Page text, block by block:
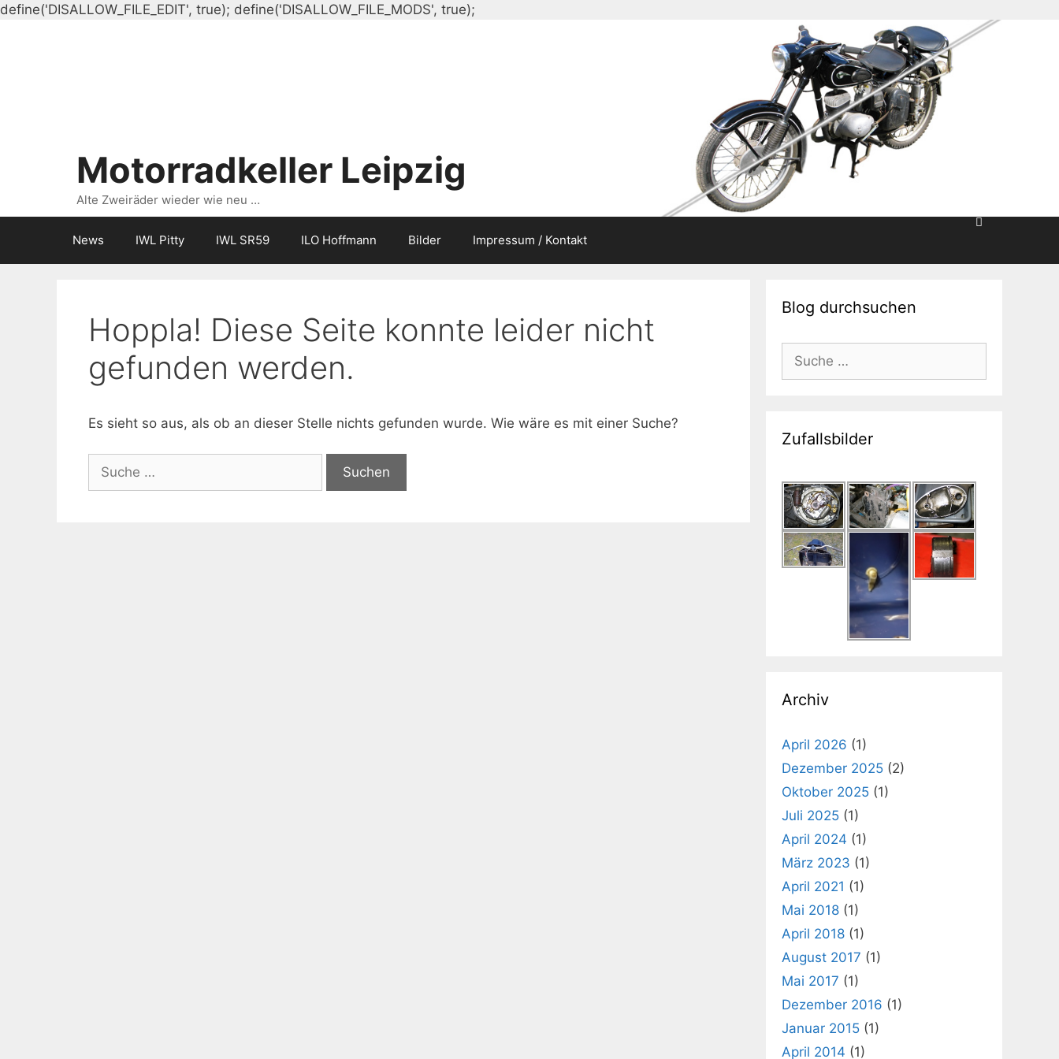
define('DISALLOW_FILE_EDIT', true); define('DISALLOW_FILE_MODS', true);
Motorradkeller Leipzig
Alte Zweiräder wieder wie neu …
News IWL Pitty IWL SR59 ILO Hoffmann Bilder Impressum / Kontakt
Hoppla! Diese Seite konnte leider nicht
gefunden werden.
Es sieht so aus, als ob an dieser Stelle nichts gefunden wurde. Wie wäre es mit einer Suche?
nach:
Blog durchsuchen
Suche
nach:
Zufallsbilder
Archiv
April 2026 (1)
Dezember 2025 (2)
Oktober 2025 (1)
Juli 2025 (1)
April 2024 (1)
März 2023 (1)
April 2021 (1)
Mai 2018 (1)
April 2018 (1)
August 2017 (1)
Mai 2017 (1)
Dezember 2016 (1)
Januar 2015 (1)
April 2014 (1)